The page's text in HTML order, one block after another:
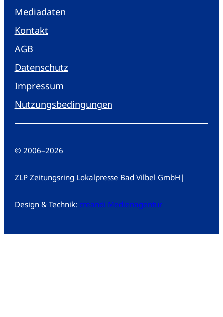
Mediadaten
Kontakt
AGB
Datenschutz
Impressum
Nutzungsbedingungen
© 2006–2026
ZLP Zeitungsring Lokalpresse Bad Vilbel GmbH |
Design & Technik: creandi Medienagentur